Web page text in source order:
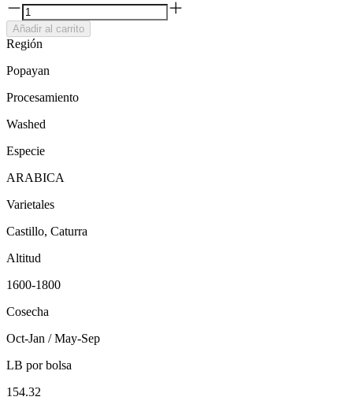
Añadir al carrito
Región
Popayan
Procesamiento
Washed
Especie
ARABICA
Varietales
Castillo, Caturra
Altitud
1600-1800
Cosecha
Oct-Jan / May-Sep
LB por bolsa
154.32